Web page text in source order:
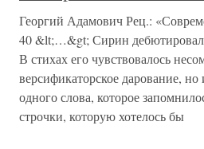
Георгий Адамович Рец.:
40 &lt;…&gt; Сирин дебютировал
В стихах его чувствовалось
версификаторское дарование,
одного слова, которое
строчки, которую хотелось бы